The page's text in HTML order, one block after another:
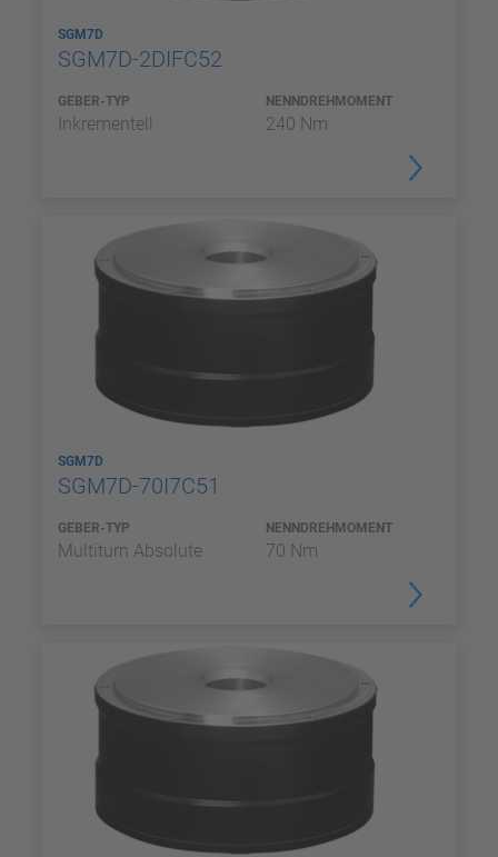
SGM7D
SGM7D-2DIFC52
GEBER-TYP
Inkrementell
NENNDREHMOMENT
240 Nm
SGM7D
SGM7D-70I7C51
GEBER-TYP
Multiturn Absolute
NENNDREHMOMENT
70 Nm